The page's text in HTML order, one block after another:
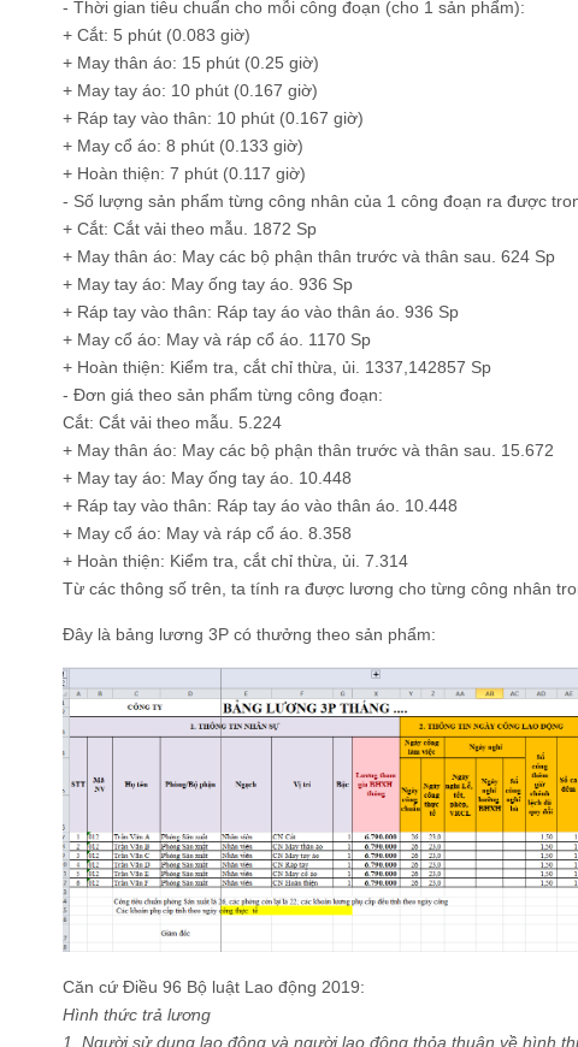
- Thời gian tiêu chuẩn cho mỗi công đoạn (cho 1 sản phẩm):
+ Cắt: 5 phút (0.083 giờ)
+ May thân áo: 15 phút (0.25 giờ)
+ May tay áo: 10 phút (0.167 giờ)
+ Ráp tay vào thân: 10 phút (0.167 giờ)
+ May cổ áo: 8 phút (0.133 giờ)
+ Hoàn thiện: 7 phút (0.117 giờ)
- Số lượng sản phẩm từng công nhân của 1 công đoạn ra được
+ Cắt: Cắt vải theo mẫu. 1872 Sp
+ May thân áo: May các bộ phận thân trước và thân sau. 624 Sp
+ May tay áo: May ống tay áo. 936 Sp
+ Ráp tay vào thân: Ráp tay áo vào thân áo. 936 Sp
+ May cổ áo: May và ráp cổ áo. 1170 Sp
+ Hoàn thiện: Kiểm tra, cắt chỉ thừa, ủi. 1337,142857 Sp
- Đơn giá theo sản phẩm từng công đoạn:
Cắt: Cắt vải theo mẫu. 5.224
+ May thân áo: May các bộ phận thân trước và thân sau. 15.672
+ May tay áo: May ống tay áo. 10.448
+ Ráp tay vào thân: Ráp tay áo vào thân áo. 10.448
+ May cổ áo: May và ráp cổ áo. 8.358
+ Hoàn thiện: Kiểm tra, cắt chỉ thừa, ủi. 7.314
Từ các thông số trên, ta tính ra được lương cho từng công nhân
Đây là bảng lương 3P có thưởng theo sản phẩm:
Căn cứ Điều 96 Bộ luật Lao động 2019:
Hình thức trả lương
1. Người sử dụng lao động và người lao động thỏa thuận về hình